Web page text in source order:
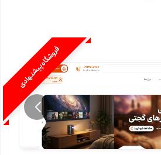
فروشگاه پیشنهادی